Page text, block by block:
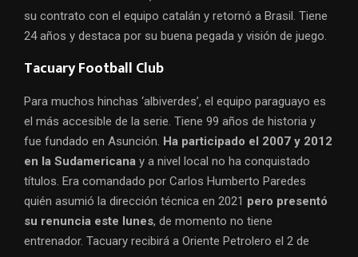
su contrato con el equipo catalán y retornó a Brasil. Tiene
24 años y destaca por su buena pegada y visión de juego.
Tacuary Football Club
Para muchos hinchas ‘albiverdes’, el equipo paraguayo es
el más accesible de la serie. Tiene 99 años de historia y
fue fundado en Asunción. Ha participado el 2007 y 2012
en la Sudamericana y a nivel local no ha conquistado
títulos. Era comandado por Carlos Humberto Paredes
quién asumió la dirección técnica en 2021 pero presentó
su renuncia este lunes, de momento no tiene
entrenador. Tacuary recibirá a Oriente Petrolero el 2 de